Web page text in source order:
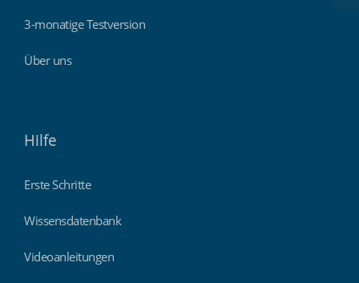
3-monatige Testversion
Über uns
Hilfe
Erste Schritte
Wissensdatenbank
Videoanleitungen